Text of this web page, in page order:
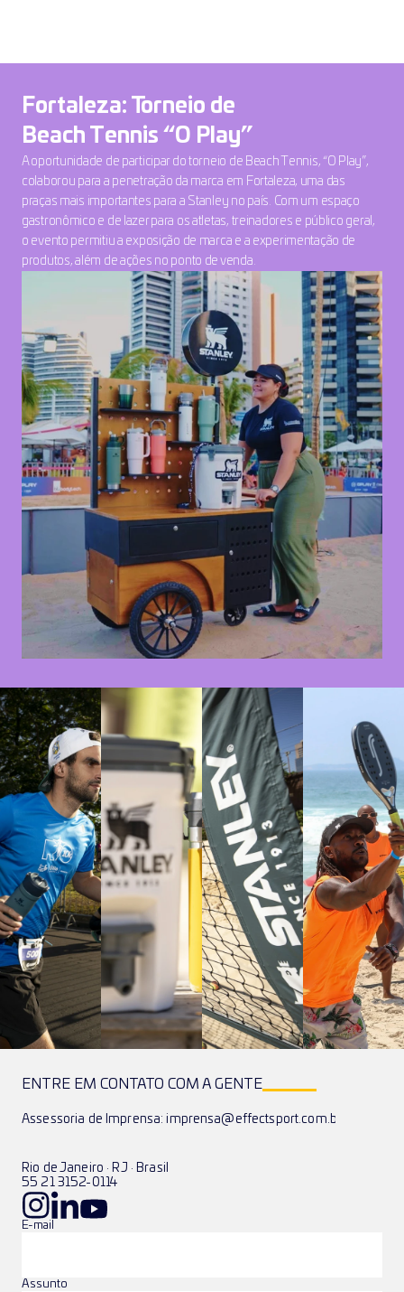
Fortaleza: Torneio de
Beach Tennis “O Play”
A oportunidade de participar do torneio de Beach Tennis, “O Play”,
colaborou para a penetração da marca em Fortaleza, uma das
praças mais importantes para a Stanley no país. Com um espaço
gastronômico e de lazer para os atletas, treinadores e público geral,
o evento permitiu a exposição de marca e a experimentação de
produtos, além de ações no ponto de venda.​
ENTRE EM CONTATO COM A GENTE
Assessoria de Imprensa: imprensa@effectsport.com.br
Rio de Janeiro · RJ · Brasil
55 21 3152-0114
E-mail
Assunto